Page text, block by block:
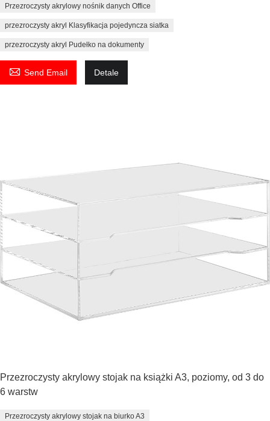
Przezroczysty akrylowy nośnik danych Office
przezroczysty akryl Klasyfikacja pojedyncza siatka
przezroczysty akryl Pudełko na dokumenty
 Send Email Detale
Przezroczysty akrylowy stojak na książki A3, poziomy, od 3 do
6 warstw
Przezroczysty akrylowy stojak na biurko A3